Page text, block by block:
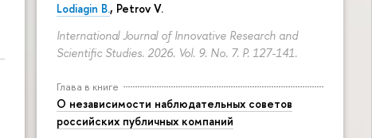
Lodiagin B., Petrov V.
International Journal of Innovative Research and
Scientific Studies. 2026. Vol. 9. No. 7. P. 127-141.
Глава в книге
О независимости наблюдательных советов
российских публичных компаний